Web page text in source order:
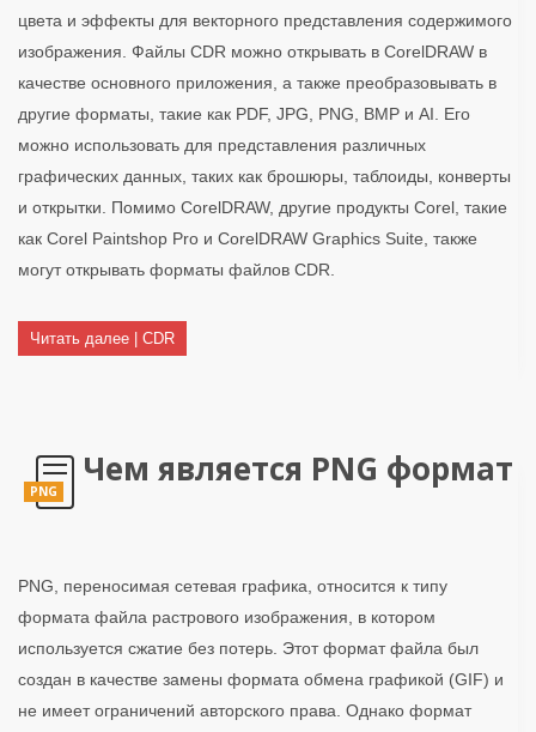
цвета и эффекты для векторного представления содержимого
изображения. Файлы CDR можно открывать в CorelDRAW в
качестве основного приложения, а также преобразовывать в
другие форматы, такие как PDF, JPG, PNG, BMP и AI. Его
можно использовать для представления различных
графических данных, таких как брошюры, таблоиды, конверты
и открытки. Помимо CorelDRAW, другие продукты Corel, такие
как Corel Paintshop Pro и CorelDRAW Graphics Suite, также
могут открывать форматы файлов CDR.
Читать далее | CDR
PNG
Чем является PNG формат
PNG, переносимая сетевая графика, относится к типу
формата файла растрового изображения, в котором
используется сжатие без потерь. Этот формат файла был
создан в качестве замены формата обмена графикой (GIF) и
не имеет ограничений авторского права. Однако формат